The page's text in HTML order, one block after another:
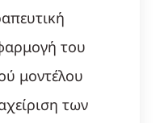
του
μοντέλου
των